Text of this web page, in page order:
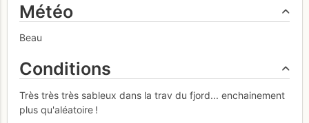
Météo
Beau
Conditions
Très très très sableux dans la trav du fjord... enchainement
plus qu'aléatoire !